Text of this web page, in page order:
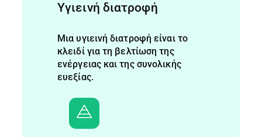
Υγιεινή διατροφή
Μια υγιεινή διατροφή είναι το
κλειδί για τη βελτίωση της
ενέργειας και της συνολικής
ευεξίας.